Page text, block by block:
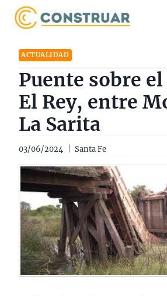
Saltar
ACTUALIDAD
Puente sobre
El Rey, entre
La Sarita
03/06/2024 Santa Fe